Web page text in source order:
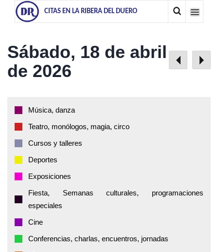
CITAS EN LA RIBERA DEL DUERO
Sábado, 18 de abril
de 2026
Música, danza
Teatro, monólogos, magia, circo
Cursos y talleres
Deportes
Exposiciones
Fiesta, Semanas culturales, programaciones
especiales
Cine
Conferencias, charlas, encuentros, jornadas